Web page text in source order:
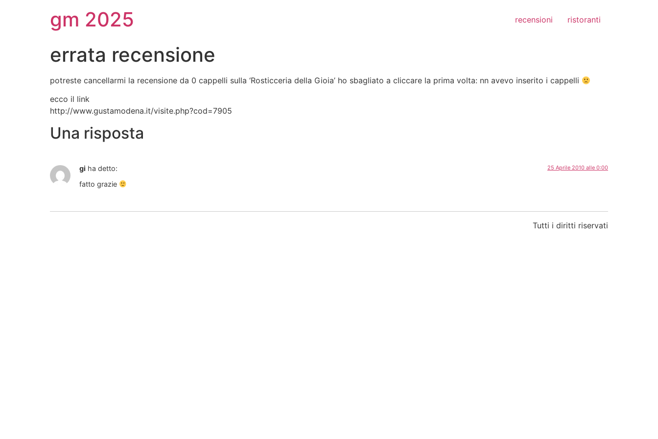
gm 2025 recensioni ristoranti
errata recensione
potreste cancellarmi la recensione da 0 cappelli sulla ‘Rosticceria della Gioia’ ho sbagliato a cliccare la prima volta: nn avevo inserito i cappelli
ecco il link
http://www.gustamodena.it/visite.php?cod=7905
Una risposta
gi ha detto: 25 Aprile 2010 alle 0:00
fatto grazie
Tutti i diritti riservati